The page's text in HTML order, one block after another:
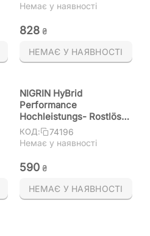
Немає у наявності
‍828‍ ₴
НЕМАЄ У НАЯВНОСТІ
NIGRIN HyBrid
Performance
Hochleistungs- Rostlöser
високоефективний
видальник іржі
(Німеччина) 250 мл
КОД:
74196
Немає у наявності
‍590‍ ₴
НЕМАЄ У НАЯВНОСТІ